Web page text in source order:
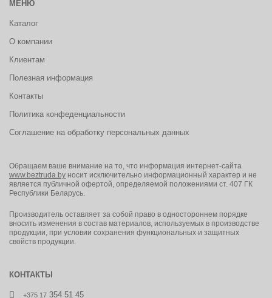
МЕНЮ
Каталог
О компании
Клиентам
Полезная информация
Контакты
Политика конфеденциальности
Соглашение на обработку персональных данных
Обращаем ваше внимание на то, что информация интернет-сайта
www.beztruda.by носит исключительно информационный характер и не
является публичной офертой, определяемой положениями ст. 407 ГК
Республики Беларусь.
Производитель оставляет за собой право в одностороннем порядке
вносить изменения в состав материалов, используемых в производстве
продукции, при условии сохранения функциональных и защитных
свойств продукции.
КОНТАКТЫ
+375 17 354 51 45